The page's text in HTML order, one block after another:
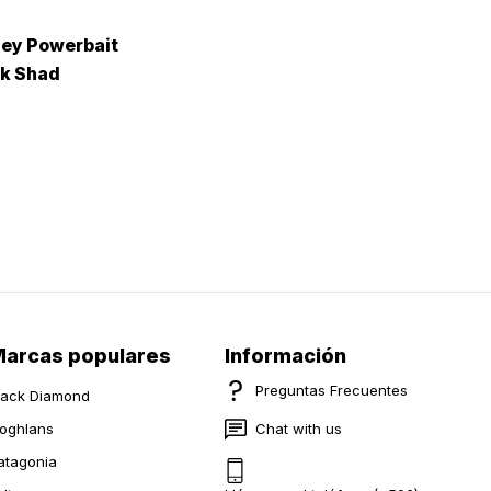
Powerbait
Shad
populares
Diamond
Información
Preguntas Frecuentes
Chat with us